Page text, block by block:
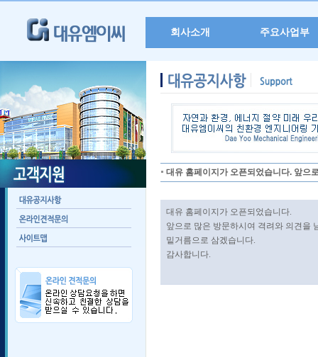
회사소개 주요사업부
대유 홈페이지가 오픈되었습니다. 앞으
대유 홈페이지가 오픈되었습니다.
앞으로 많은 방문하시여 격려와 의견을
밑거름으로 삼겠습니다.
감사합니다.